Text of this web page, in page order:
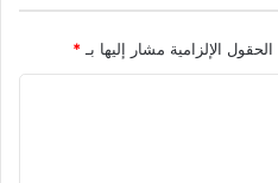
الحقول الإلزامية مشار إليها بـ *